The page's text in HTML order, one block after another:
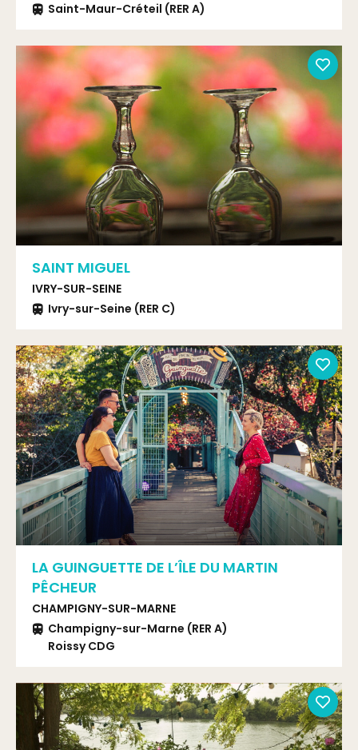
Saint-Maur-Créteil (RER A)
SAINT MIGUEL
IVRY-SUR-SEINE
Ivry-sur-Seine (RER C)
LA GUINGUETTE DE L’ÎLE DU MARTIN
PÊCHEUR
CHAMPIGNY-SUR-MARNE
Champigny-sur-Marne (RER A)
Roissy CDG